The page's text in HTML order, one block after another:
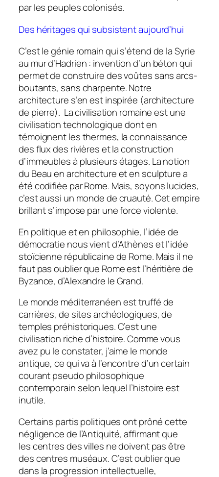
par les peuples colonisés.
Des héritages qui subsistent aujourd’hui
C’est le génie romain qui s’étend de la Syrie
au mur d’Hadrien : invention d’un béton qui
permet de construire des voûtes sans arcs-
boutants, sans charpente. Notre
architecture s’en est inspirée (architecture
de pierre). La civilisation romaine est une
civilisation technologique dont en
témoignent les thermes, la connaissance
des flux des rivières et la construction
d’immeubles à plusieurs étages. La notion
du Beau en architecture et en sculpture a
été codifiée par Rome. Mais, soyons lucides,
c’est aussi un monde de cruauté. Cet empire
brillant s’impose par une force violente.
En politique et en philosophie, l’idée de
démocratie nous vient d’Athènes et l’idée
stoïcienne républicaine de Rome. Mais il ne
faut pas oublier que Rome est l’héritière de
Byzance, d’Alexandre le Grand.
Le monde méditerranéen est truffé de
carrières, de sites archéologiques, de
temples préhistoriques. C’est une
civilisation riche d’histoire. Comme vous
avez pu le constater, j’aime le monde
antique, ce qui va à l’encontre d’un certain
courant pseudo philosophique
contemporain selon lequel l’histoire est
inutile.
Certains partis politiques ont prôné cette
négligence de l’Antiquité, affirmant que
les centres des villes ne doivent pas être
des centres muséaux. C’est oublier que
dans la progression intellectuelle,